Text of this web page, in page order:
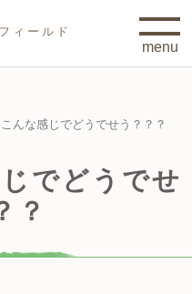
ィールド
んな感じでどうでせう？？？
でどうでせ
？